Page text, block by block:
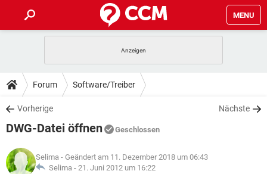
MENU
ANDROID IOS
WINDOWS 10
WHATSAPP TIKTOK
FACEBOOK
TIPPS & TRICKS
SPIELE
WHATSAPP TIKTOK
DOWNLOADS
SPIELE STREAMING
ANDROID
WINDOWS 10 INSTAGRAM
SPIELE STREAMING
LEXIKON
Forum Software/Treiber
Vorherige Nächste
DWG-Datei öffnen Geschlossen
Selima - Geändert am 11. Dezember 2018 um 06:43
Selima - 21. Juni 2012 um 16:22